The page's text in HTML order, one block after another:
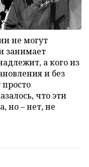
не могут
занимает
а кого из
и без
что эти
но – нет, не